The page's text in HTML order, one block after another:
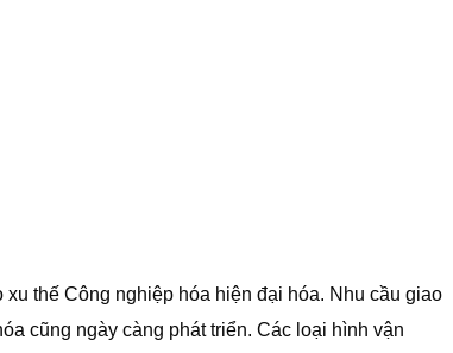
thế Công nghiệp hóa hiện đại hóa. Nhu cầu giao
cũng ngày càng phát triển. Các loại hình vận